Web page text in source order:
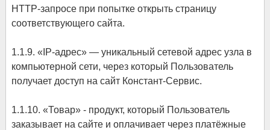
HTTP-запросе при попытке открыть страницу
соответствующего сайта.
1.1.9. «IP-адрес» — уникальный сетевой адрес узла в
компьютерной сети, через который Пользователь
получает доступ на сайт Констант-Сервис.
1.1.10. «Товар» - продукт, который Пользователь
заказывает на сайте и оплачивает через платёжные